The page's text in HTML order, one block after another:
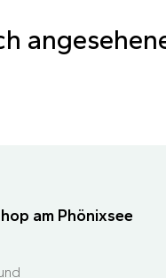
am Phönixsee